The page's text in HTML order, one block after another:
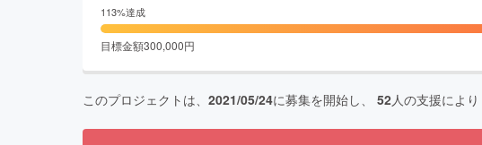
113%達成
目標金額300,000円
このプロジェクトは、 2021/05/24に募集を開始し、 52人の支援により